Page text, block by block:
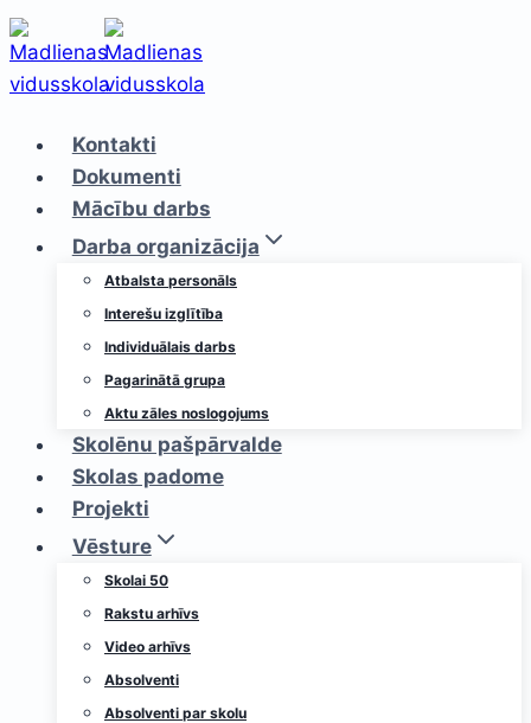
Skip
to
content
Kontakti
Dokumenti
Mācību darbs
Darba organizācija
Atbalsta personāls
Interešu izglītība
Individuālais darbs
Pagarinātā grupa
Aktu zāles noslogojums
Skolēnu pašpārvalde
Skolas padome
Projekti
Vēsture
Skolai 50
Rakstu arhīvs
Video arhīvs
Absolventi
Absolventi par skolu